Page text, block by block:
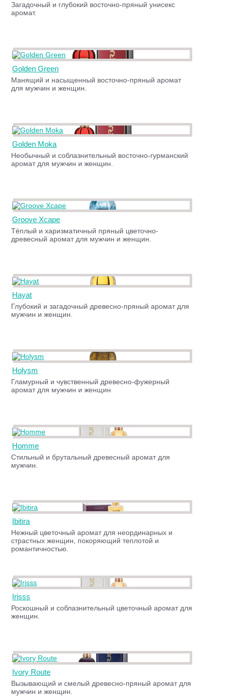
Загадочный и глубокий восточно-пряный унисекс
аромат.
Golden Green
Манящий и насыщенный восточно-пряный аромат
для мужчин и женщин.
Golden Moka
Необычный и соблазнительный восточно-гурманский
аромат для мужчин и женщин.
Groove Xcape
Тёплый и харизматичный пряный цветочно-
древесный аромат для мужчин и женщин.
Hayat
Глубокий и загадочный древесно-пряный аромат для
мужчин и женщин.
Holysm
Гламурный и чувственный древесно-фужерный
аромат для мужчин и женщин
Homme
Стильный и брутальный древесный аромат для
мужчин.
Ibitira
Нежный цветочный аромат для неординарных и
страстных женщин, покоряющий теплотой и
романтичностью.
Irisss
Роскошный и соблазнительный цветочный аромат для
женщин.
Ivory Route
Вызывающий и смелый древесно-пряный аромат для
мужчин и женщин.